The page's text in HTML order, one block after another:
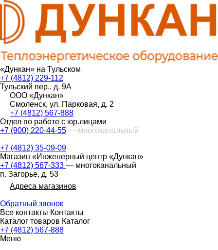
«Дункан» на Тульском
+7 (4812) 229-112
Тульский пер., д. 9А
ООО «Дункан»
Смоленск, ул. Парковая, д. 2
+7 (4812) 567-888
Отдел по работе с юр.лицами
+7 (900) 220-44-55 — многоканальный
+7 (4812) 35-09-09
Магазин «Инженерный центр «Дункан»
+7 (4812) 567-333 — многоканальный
п. Загорье, д. 53
Адреса магазинов
Обратный звонок
Все контакты Контакты
Каталог товаров Каталог
+7 (4812) 567-888
Меню